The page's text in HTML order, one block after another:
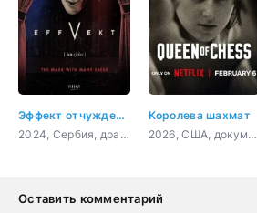
Эффект отчуждения
2024, Сербия, драма
Королева шахмат
2026, США, документальный, биография
Оставить комментарий